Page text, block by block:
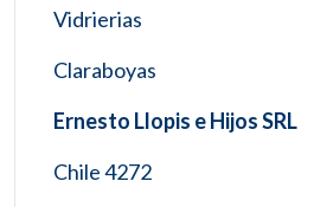
Vidrierias
Claraboyas
Ernesto Llopis e Hijos SRL
Chile 4272